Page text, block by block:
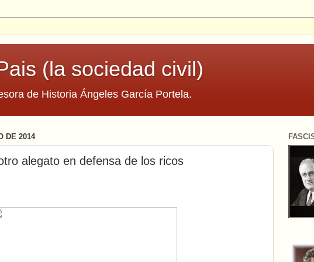
(la sociedad civil)
de Historia Ángeles García Portela.
DE 2014
alegato en defensa de los ricos